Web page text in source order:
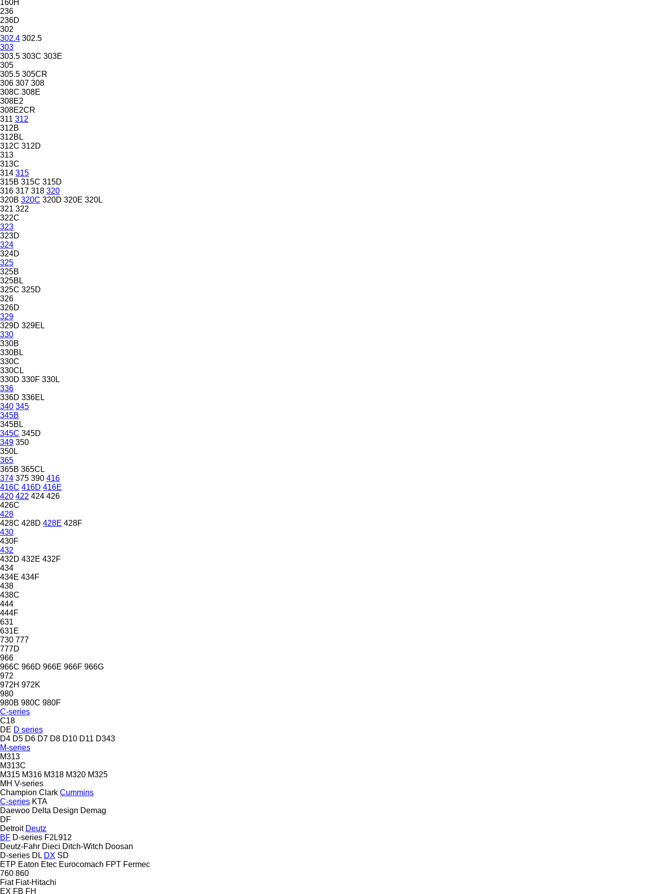
160H
236
236D
302
302.4 302.5
303
303.5 303C 303E
305
305.5 305CR
306 307 308
308C 308E
308E2
308E2CR
311 312
312B
312BL
312C 312D
313
313C
314 315
315B 315C 315D
316 317 318 320
320B 320C 320D 320E 320L
321 322
322C
323
323D
324
324D
325
325B
325BL
325C 325D
326
326D
329
329D 329EL
330
330B
330BL
330C
330CL
330D 330F 330L
336
336D 336EL
340 345
345B
345BL
345C 345D
349 350
350L
365
365B 365CL
374 375 390 416
416C 416D 416E
420 422 424 426
426C
428
428C 428D 428E 428F
430
430F
432
432D 432E 432F
434
434E 434F
438
438C
444
444F
631
631E
730 777
777D
966
966C 966D 966E 966F 966G
972
972H 972K
980
980B 980C 980F
C-series
C18
DE D series
D4 D5 D6 D7 D8 D10 D11 D343
M-series
M313
M313C
M315 M316 M318 M320 M325
MH V-series
Champion Clark Cummins
C-series KTA
Daewoo Delta Design Demag
DF
Detroit Deutz
BF D-series F2L912
Deutz-Fahr Dieci Ditch-Witch Doosan
D-series DL DX SD
ETP Eaton Etec Eurocomach FPT Fermec
760 860
Fiat Fiat-Hitachi
EX FB FH